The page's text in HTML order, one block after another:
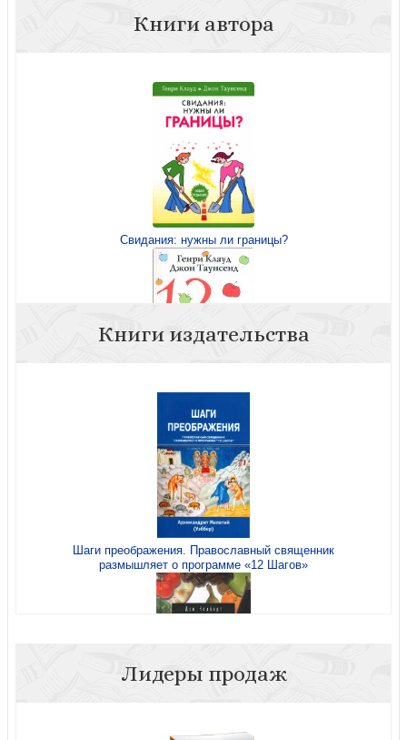
Книги автора
Свидания: нужны ли границы?
12 «христианских» верований, которые могут свести с
ума
Дети: границы, границы (мягкий переплет)
Книги издательства
Шаги преображения. Православный священник
размышляет о программе «12 Шагов»
Библейские принципы здорового питания (6-е изд)
Лидеры продаж